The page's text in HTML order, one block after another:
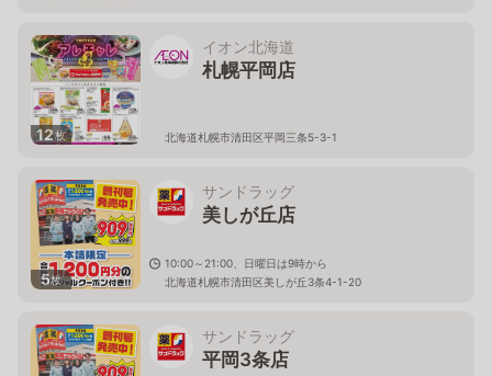
12枚
イオン北海道
札幌平岡店
北海道札幌市清田区平岡三条5-3-1
5枚
サンドラッグ
美しが丘店
10:00～21:00、日曜日は9時から
北海道札幌市清田区美しが丘3条4-1-20
サンドラッグ
平岡3条店